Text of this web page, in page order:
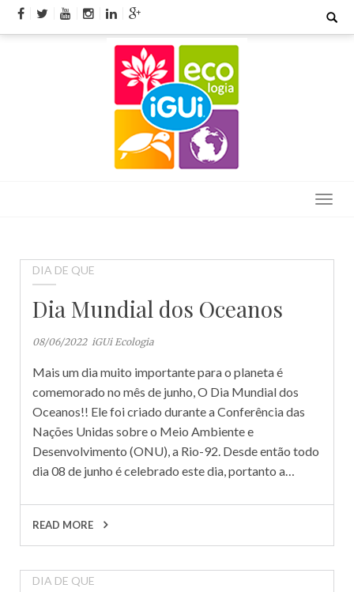
Skip
Search
DIA DE QUE
Dia Mundial dos Oceanos
08/06/2022 iGUi Ecologia
Mais um dia muito importante para o planeta é
comemorado no mês de junho, O Dia Mundial dos
Oceanos!! Ele foi criado durante a Conferência das
Nações Unidas sobre o Meio Ambiente e
Desenvolvimento (ONU), a Rio-92. Desde então todo
dia 08 de junho é celebrado este dia, portanto a…
READ MORE
DIA DE QUE